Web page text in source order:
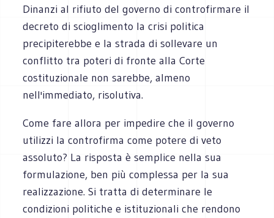
Dinanzi al rifiuto del governo di controfirmare il
decreto di scioglimento la crisi politica
precipiterebbe e la strada di sollevare un
conflitto tra poteri di fronte alla Corte
costituzionale non sarebbe, almeno
nell'immediato, risolutiva.
Come fare allora per impedire che il governo
utilizzi la controfirma come potere di veto
assoluto? La risposta è semplice nella sua
formulazione, ben più complessa per la sua
realizzazione. Si tratta di determinare le
condizioni politiche e istituzionali che rendono